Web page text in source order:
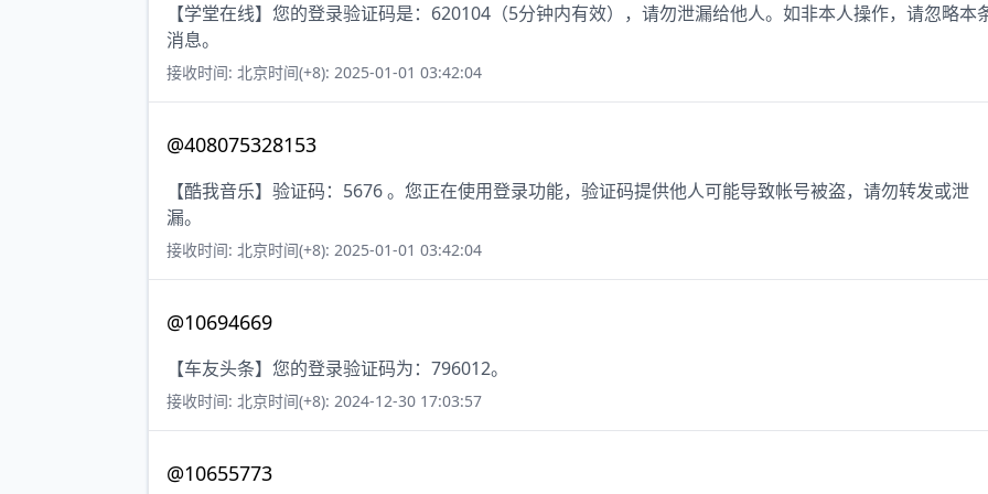
【学堂在线】您的登录验证码是：620104（5分钟内有效），请勿泄漏给他人。如非本人操作，请忽略本
消息。
接收时间: 北京时间(+8): 2025-01-01 03:42:04
@408075328153
【酷我音乐】验证码：5676 。您正在使用登录功能，验证码提供他人可能导致帐号被盗，请勿转发或泄
漏。
接收时间: 北京时间(+8): 2025-01-01 03:42:04
@10694669
【车友头条】您的登录验证码为：796012。
接收时间: 北京时间(+8): 2024-12-30 17:03:57
@10655773